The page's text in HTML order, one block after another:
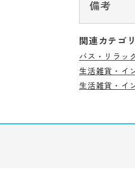
備考
関連カテゴ
バス・リラッ
生活雑貨・イ
生活雑貨・イ